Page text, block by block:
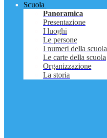
Scuola
Panoramica
Presentazione
I luoghi
Le persone
I numeri della scuola
Le carte della scuola
Organizzazione
La storia